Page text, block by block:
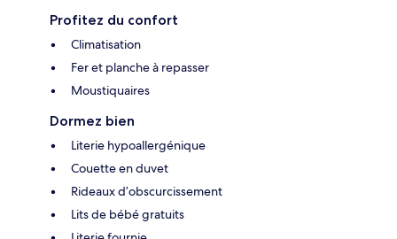
Profitez du confort
Climatisation
Fer et planche à repasser
Moustiquaires
Dormez bien
Literie hypoallergénique
Couette en duvet
Rideaux d’obscurcissement
Lits de bébé gratuits